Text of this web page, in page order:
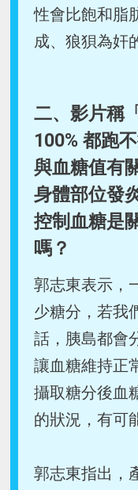
性會比飽和脂
成、狼狽為奸
二、影片稱
100% 都跑
與血糖值有
身體部位發
控制血糖是
嗎？
郭志東表示，
少糖分，若我
話，胰島都會
讓血糖維持正
攝取糖分後血
的狀況，有可
郭志東指出，